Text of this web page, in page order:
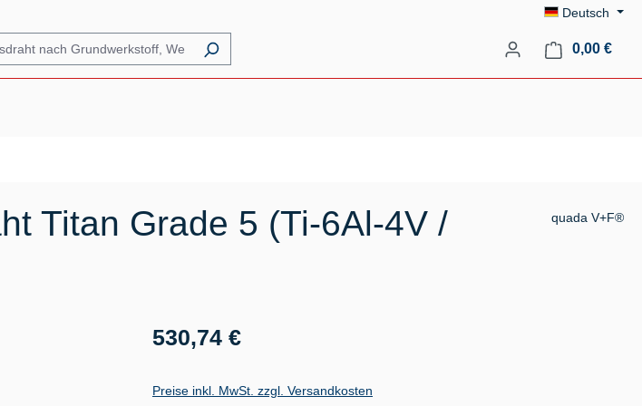
Deutsch
0,00 €
Titan Grade 5 (Ti-6Al-4V / quada V+F®
Regulärer Preis:
530,74 €
Preise inkl. MwSt. zzgl. Versandkosten